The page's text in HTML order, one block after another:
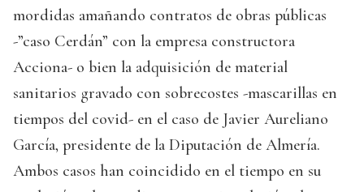
mordidas amañando contratos de obras públicas
-”caso Cerdán” con la empresa constructora
Acciona- o bien la adquisición de material
sanitarios gravado con sobrecostes -mascarillas en
tiempos del covid- en el caso de Javier Aureliano
García, presidente de la Diputación de Almería.
Ambos casos han coincidido en el tiempo en su